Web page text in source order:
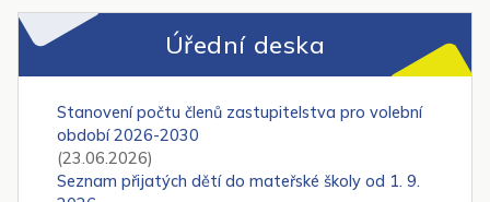
Úřední deska
Stanovení počtu členů zastupitelstva pro volební
období 2026-2030
(23.06.2026)
Seznam přijatých dětí do mateřské školy od 1. 9.